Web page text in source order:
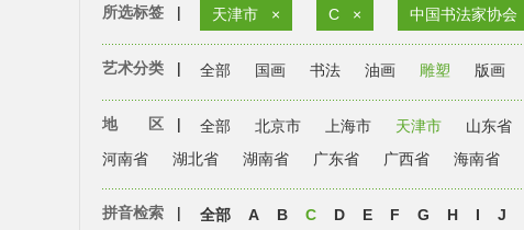
所选标签 | 天津市 × C × 中国书法家协会
艺术分类 | 全部 国画 书法 油画 雕塑 版画
地 区 | 全部 北京市 上海市 天津市 山东省
河南省
湖北省 湖南省 广东省 广西省 海南省
拼音检索 | 全部 A B C D E F G H I J